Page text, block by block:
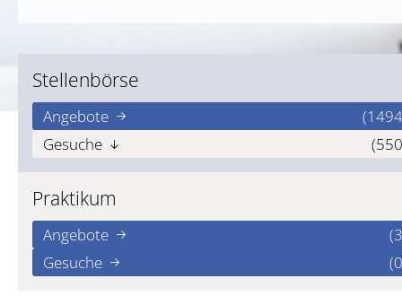
Stellenbörse
Angebote
Gesuche
Praktikum
Angebote
Gesuche